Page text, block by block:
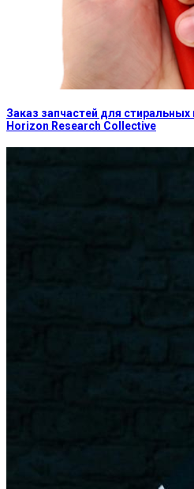
Заказ запчастей для
Horizon Research Collective